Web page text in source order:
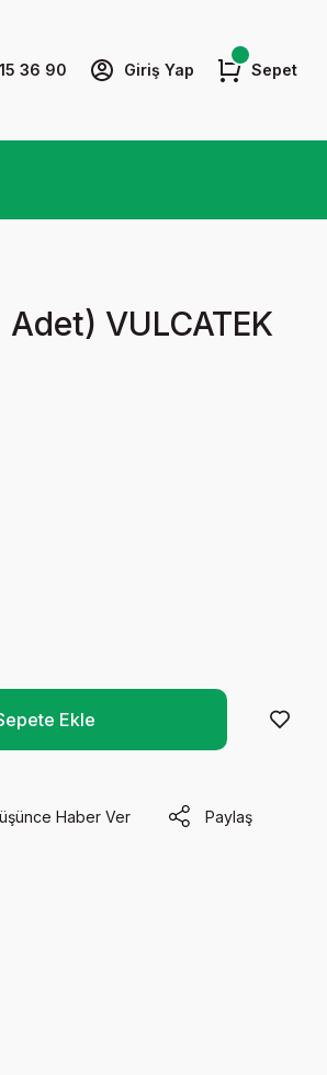
36 90 Giriş Yap Sepet
VULCATEK
Ekle
Haber Ver Paylaş